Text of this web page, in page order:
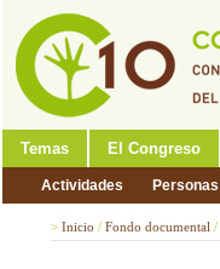
Temas El Congreso
Actividades Personas
> Inicio / Fondo documental /